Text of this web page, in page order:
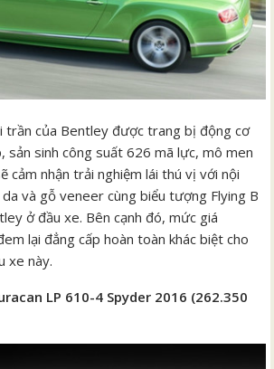
trần của Bentley được trang bị động cơ
sản sinh công suất 626 mã lực, mô men
cảm nhận trải nghiệm lái thú vị với nội
và gỗ veneer cùng biểu tượng Flying B
ở đầu xe. Bên cạnh đó, mức giá
lại đẳng cấp hoàn toàn khác biệt cho
xe này.
LP 610-4 Spyder 2016 (262.350